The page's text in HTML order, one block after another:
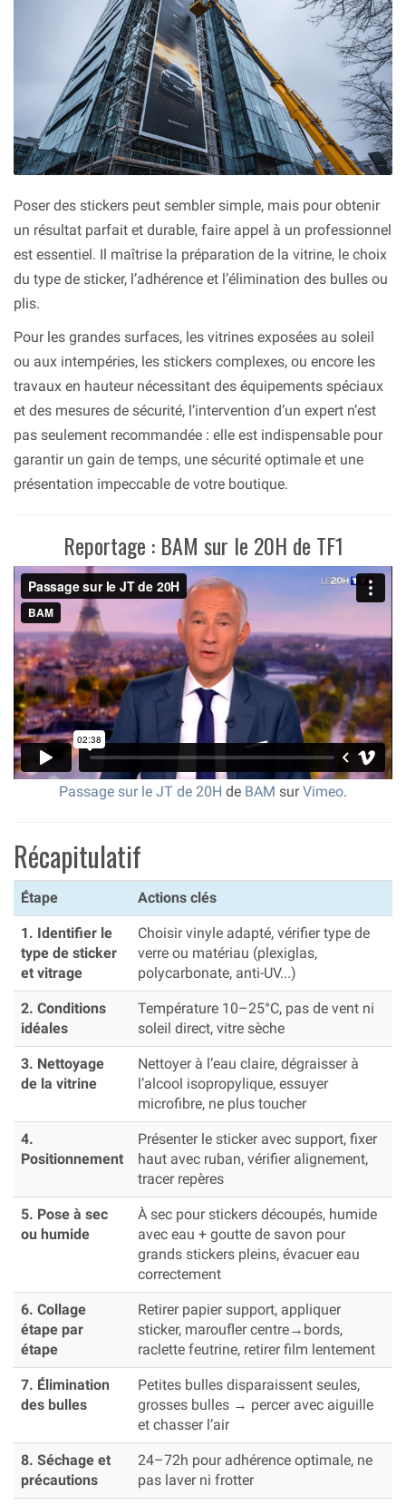
Poser des stickers peut sembler simple, mais pour obtenir
un résultat parfait et durable, faire appel à un professionnel
est essentiel. Il maîtrise la préparation de la vitrine, le choix
du type de sticker, l’adhérence et l’élimination des bulles ou
plis.
Pour les grandes surfaces, les vitrines exposées au soleil
ou aux intempéries, les stickers complexes, ou encore les
travaux en hauteur nécessitant des équipements spéciaux
et des mesures de sécurité, l’intervention d’un expert n’est
pas seulement recommandée : elle est indispensable pour
garantir un gain de temps, une sécurité optimale et une
présentation impeccable de votre boutique.
Reportage : BAM sur le 20H de TF1
Passage sur le JT de 20H de BAM surVimeo.
Récapitulatif
Étape Actions clés
1. Identifier le
type de sticker
et vitrage
Choisir vinyle adapté, vérifier type de
verre ou matériau (plexiglas,
polycarbonate, anti-UV...)
2. Conditions
idéales
Température 10–25°C, pas de vent ni
soleil direct, vitre sèche
3. Nettoyage
de la vitrine
Nettoyer à l’eau claire, dégraisser à
l’alcool isopropylique, essuyer
microfibre, ne plus toucher
4.
Positionnement
Présenter le sticker avec support, fixer
haut avec ruban, vérifier alignement,
tracer repères
5. Pose à sec
ou humide
À sec pour stickers découpés, humide
avec eau + goutte de savon pour
grands stickers pleins, évacuer eau
correctement
6. Collage
étape par
étape
Retirer papier support, appliquer
sticker, maroufler centre→bords,
raclette feutrine, retirer film lentement
7. Élimination
des bulles
Petites bulles disparaissent seules,
grosses bulles → percer avec aiguille
et chasser l’air
8. Séchage et
précautions
24–72h pour adhérence optimale, ne
pas laver ni frotter